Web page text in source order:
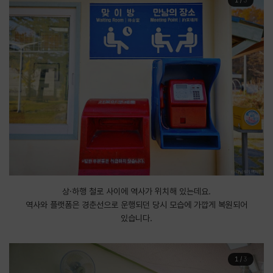
상·하행 철로 사이에 역사가 위치해 있는데요.
역사와 플랫폼은 경춘선으로 운행되던 당시 모습에 가깝게 복원되어
있습니다.
1/ 3